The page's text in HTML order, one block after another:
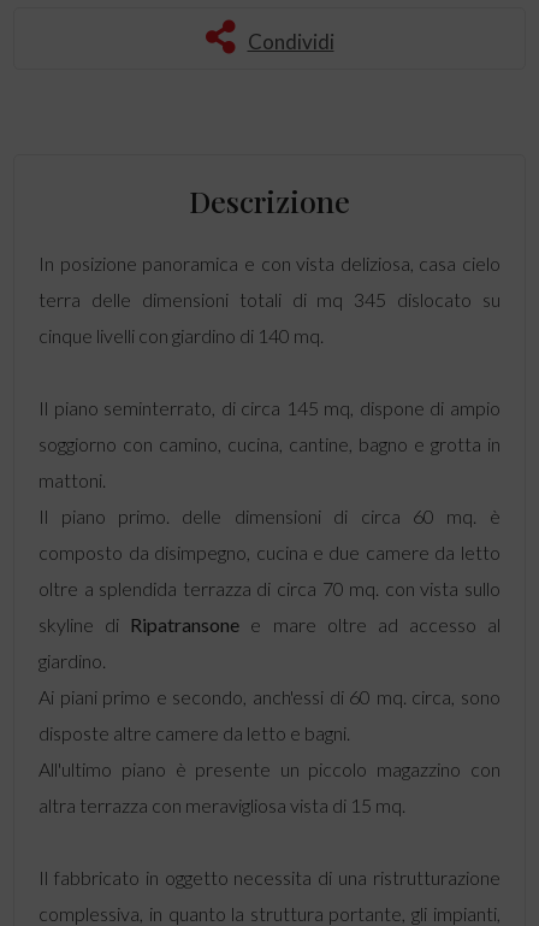
Condividi
Descrizione
In posizione panoramica e con vista deliziosa, casa cielo
terra delle dimensioni totali di mq 345 dislocato su
cinque livelli con giardino di 140 mq.
Il piano seminterrato, di circa 145 mq, dispone di ampio
soggiorno con camino, cucina, cantine, bagno e grotta in
mattoni.
Il piano primo. delle dimensioni di circa 60 mq. è
composto da disimpegno, cucina e due camere da letto
oltre a splendida terrazza di circa 70 mq. con vista sullo
skyline di Ripatransone e mare oltre ad accesso al
giardino.
Ai piani primo e secondo, anch'essi di 60 mq. circa, sono
disposte altre camere da letto e bagni.
All'ultimo piano è presente un piccolo magazzino con
altra terrazza con meravigliosa vista di 15 mq.
Il fabbricato in oggetto necessita di una ristrutturazione
complessiva, in quanto la struttura portante, gli impianti,